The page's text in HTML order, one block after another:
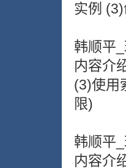
实例
韩顺平
内容介
(3)使用
限)
韩顺平
内容介